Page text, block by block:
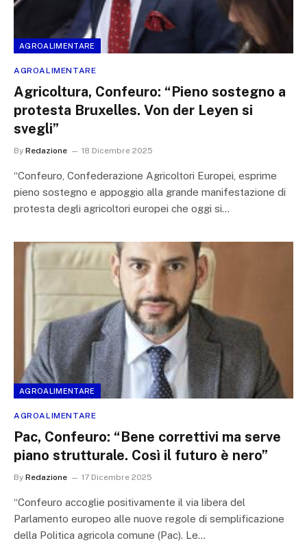
AGROALIMENTARE
AGROALIMENTARE
Agricoltura, Confeuro: “Pieno sostegno a
protesta Bruxelles. Von der Leyen si
svegli”
By Redazione 18 Dicembre 2025
“Confeuro, Confederazione Agricoltori Europei, esprime
pieno sostegno e appoggio alla grande manifestazione di
protesta degli agricoltori europei che oggi si…
AGROALIMENTARE
AGROALIMENTARE
Pac, Confeuro: “Bene correttivi ma serve
piano strutturale. Così il futuro è nero”
By Redazione 17 Dicembre 2025
“Confeuro accoglie positivamente il via libera del
Parlamento europeo alle nuove regole di semplificazione
della Politica agricola comune (Pac). Le…